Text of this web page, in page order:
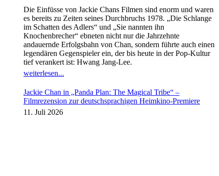
Die Einfüsse von Jackie Chans Filmen sind enorm und waren
es bereits zu Zeiten seines Durchbruchs 1978. „Die Schlange
im Schatten des Adlers“ und „Sie nannten ihn
Knochenbrecher“ ebneten nicht nur die Jahrzehnte
andauernde Erfolgsbahn von Chan, sondern führte auch einen
legendären Gegenspieler ein, der bis heute in der Pop-Kultur
tief verankert ist: Hwang Jang-Lee.
weiterlesen...
Jackie Chan in „Panda Plan: The Magical Tribe“ –
Filmrezension zur deutschsprachigen Heimkino-Premiere
11. Juli 2026